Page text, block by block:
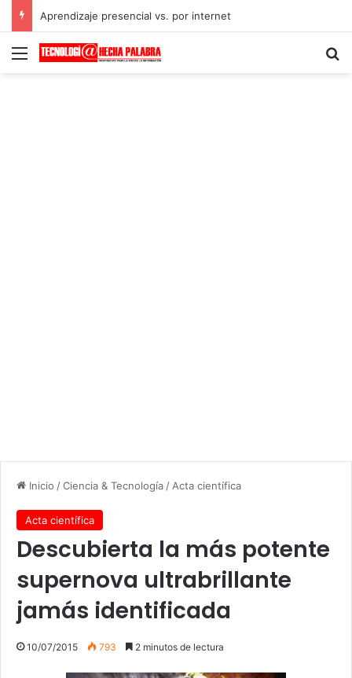
Aprendizaje presencial vs. por internet
Menú
Inicio /Ciencia & Tecnología / Acta científica
Acta científica
Descubierta la más potente
supernova ultrabrillante
jamás identificada
10/07/2015 793 2 minutos de lectura